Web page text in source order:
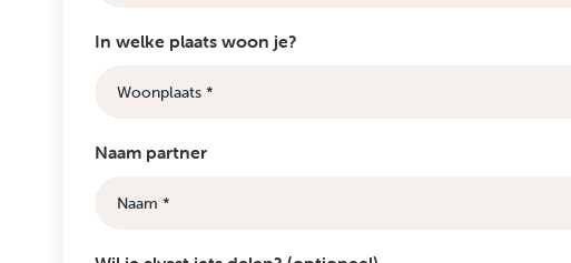
In welke plaats woon je?
Naam partner